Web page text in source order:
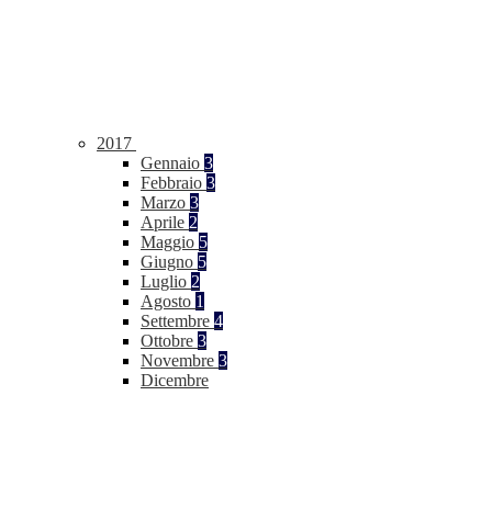
2017
Gennaio 3
Febbraio 3
Marzo 3
Aprile 2
Maggio 5
Giugno 5
Luglio 2
Agosto 1
Settembre 4
Ottobre 3
Novembre 3
Dicembre